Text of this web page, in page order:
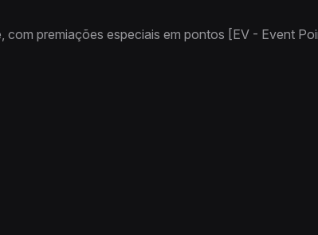
premiações especiais em pontos [EV - Event